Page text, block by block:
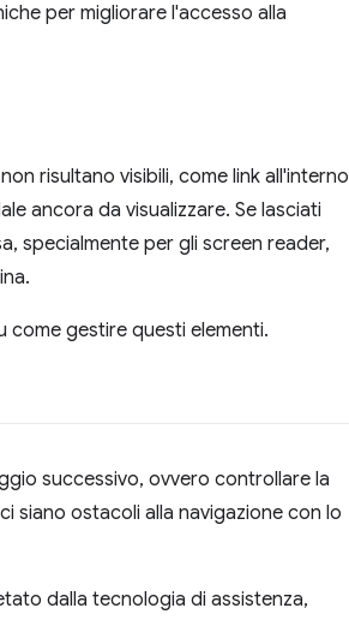
per migliorare l'accesso alla
risultano visibili, come link all'interno
ancora da visualizzare. Se lasciati
specialmente per gli screen reader,
come gestire questi elementi.
successivo, ovvero controllare la
siano ostacoli alla navigazione con lo
dalla tecnologia di assistenza,